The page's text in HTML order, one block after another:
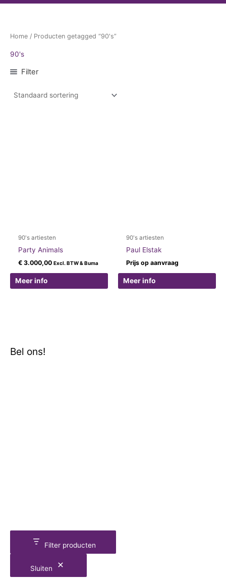
Home / Producten getagged “90's”
90's
Filter
90's artiesten
Party Animals
€ 3.000,00 Excl. BTW & Buma
Meer info
90's artiesten
Paul Elstak
Prijs op aanvraag
Meer info
Bel ons!
Filter producten
Sluiten